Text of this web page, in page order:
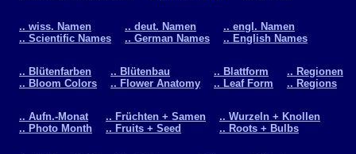
.. wiss. Namen
.. Scientific Names
.. deut. Namen
.. German Names
.. engl. Namen
.. English Names
.. Blütenfarben
.. Bloom Colors
.. Blütenbau
.. Flower Anatomy
.. Blattform
.. Leaf Form
.. Regionen
.. Regions
.. Aufn.-Monat
.. Photo Month
.. Früchten + Samen
.. Fruits + Seed
.. Wurzeln + Knollen
.. Roots + Bulbs